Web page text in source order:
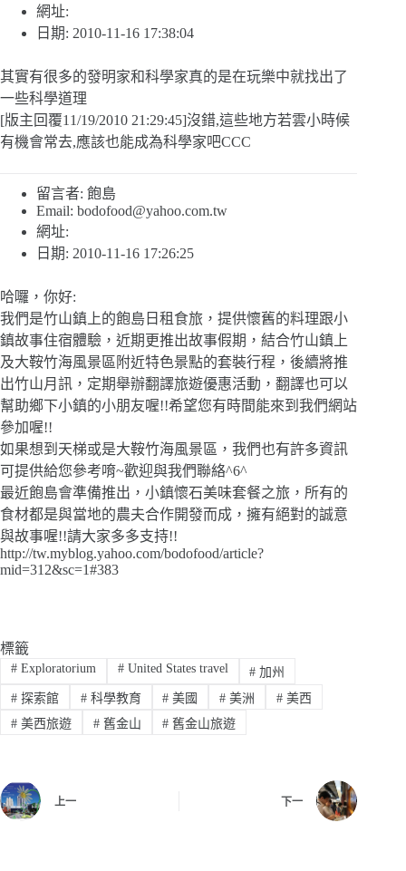
網址:
日期: 2010-11-16 17:38:04
其實有很多的發明家和科學家真的是在玩樂中就找出了
一些科學道理
[版主回覆11/19/2010 21:29:45]沒錯,這些地方若雲小時候
有機會常去,應該也能成為科學家吧CCC
留言者: 飽島
Email: bodofood@yahoo.com.tw
網址:
日期: 2010-11-16 17:26:25
哈囉，你好:
我們是竹山鎮上的飽島日租食旅，提供懷舊的料理跟小
鎮故事住宿體驗，近期更推出故事假期，結合竹山鎮上
及大鞍竹海風景區附近特色景點的套裝行程，後續將推
出竹山月訊，定期舉辦翻譯旅遊優惠活動，翻譯也可以
幫助鄉下小鎮的小朋友喔!!希望您有時間能來到我們網站
參加喔!!
如果想到天梯或是大鞍竹海風景區，我們也有許多資訊
可提供給您參考唷~歡迎與我們聯絡^6^
最近飽島會準備推出，小鎮懷石美味套餐之旅，所有的
食材都是與當地的農夫合作開發而成，擁有絕對的誠意
與故事喔!!請大家多多支持!!
http://tw.myblog.yahoo.com/bodofood/article?
mid=312&sc=1#383
標籤
#Exploratorium #United States travel # 加州
#探索館 #科學教育 # 美國 # 美洲 # 美西
#美西旅遊 #舊金山 # 舊金山旅遊
上一 下一